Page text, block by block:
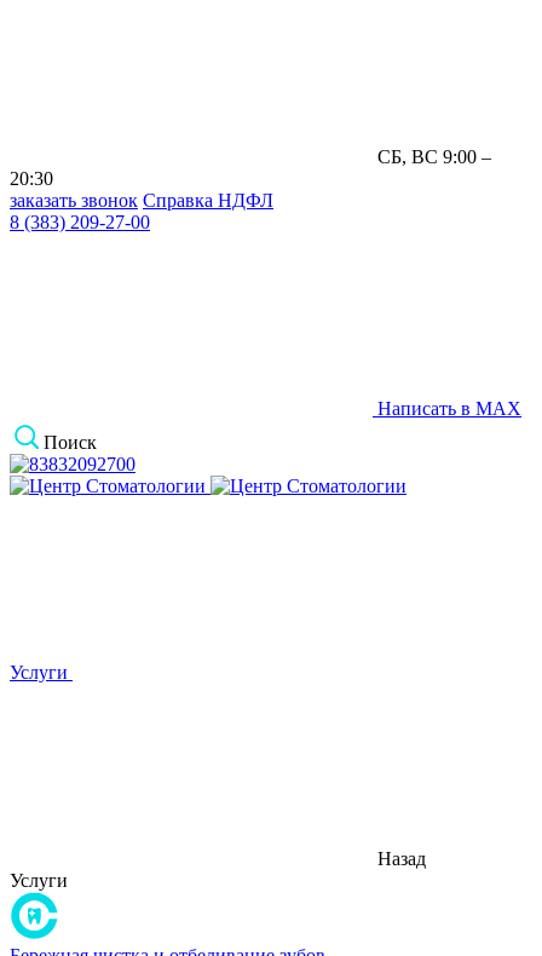
СБ, ВС 9:00 –
20:30
заказать звонок Справка НДФЛ
8 (383) 209-27-00
Написать в MAX
Поиск
Услуги
Назад
Услуги